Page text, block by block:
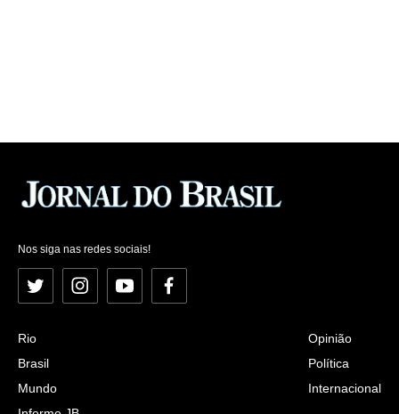
Nos siga nas redes sociais!
Twitter InstagramYouTubeFacebook
Rio
Brasil
Mundo
Opinião
Política
Internacional